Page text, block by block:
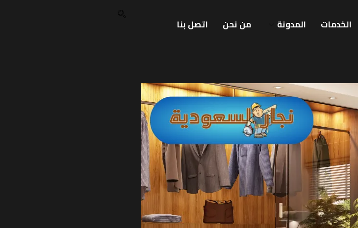
الخدمات المدونة من نحن اتصل بنا